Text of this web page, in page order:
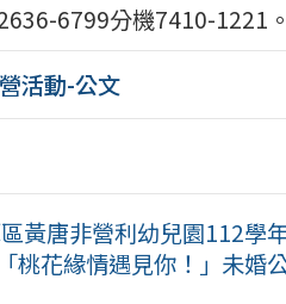
6799分機7410-1221。
活動-公文
黃唐非營利幼兒園112學
桃花緣情遇見你！」未婚